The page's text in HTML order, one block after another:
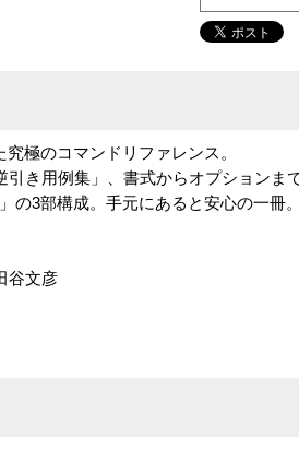
極のコマンドリファレンス。
き用例集」、書式からオプションま
の3部構成。手元にあると安心の一冊。
谷文彦